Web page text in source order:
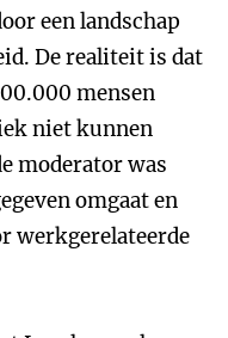
een landschap
De realiteit is dat
mensen
niet kunnen
moderator was
omgaat en
werkgerelateerde